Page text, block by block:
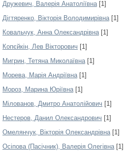
Дружевич, Валерія Анатоліївна[1]
Дігтяренко, Вікторія Володимирівна[1]
Ковальчук, Анна Олександрівна[1]
Копєйкін, Лев Вікторович [1]
Мигрин, Тетяна Миколаївна[1]
Морева, Марія Андріївна[1]
Мороз, Марина Юріївна[1]
Мілованов, Дмитро Анатолійович [1]
Нестеров, Данил Олександрович [1]
Омелянчук, Вікторія Олександрівна[1]
Осіпова (Пасічник), Валерія Олегівна[1]